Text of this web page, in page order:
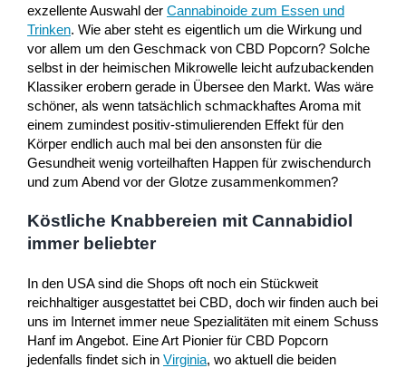
exzellente Auswahl der Cannabinoide zum Essen und
Trinken. Wie aber steht es eigentlich um die Wirkung und
vor allem um den Geschmack von CBD Popcorn? Solche
selbst in der heimischen Mikrowelle leicht aufzubackenden
Klassiker erobern gerade in Übersee den Markt. Was wäre
schöner, als wenn tatsächlich schmackhaftes Aroma mit
einem zumindest positiv-stimulierenden Effekt für den
Körper endlich auch mal bei den ansonsten für die
Gesundheit wenig vorteilhaften Happen für zwischendurch
und zum Abend vor der Glotze zusammenkommen?
Köstliche Knabbereien mit Cannabidiol
immer beliebter
In den USA sind die Shops oft noch ein Stückweit
reichhaltiger ausgestattet bei CBD, doch wir finden auch bei
uns im Internet immer neue Spezialitäten mit einem Schuss
Hanf im Angebot. Eine Art Pionier für CBD Popcorn
jedenfalls findet sich in Virginia, wo aktuell die beiden